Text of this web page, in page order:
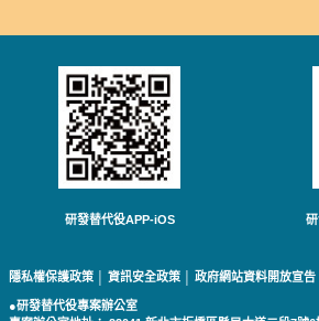
研發替代役APP-iOS
隱私權保護政策 資訊安全政策 政府網站資料開放宣告
●研發替代役專案辦公室